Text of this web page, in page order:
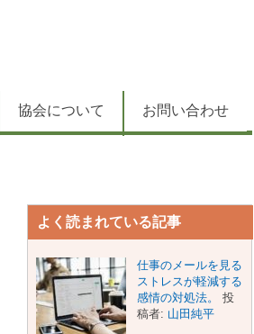
協会について お問い合わせ
よく読まれている記事
仕事のメールを見る
ストレスが軽減する
感情の対処法。
投
稿者: 山田純平